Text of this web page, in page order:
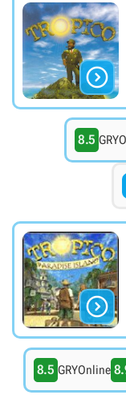

8.5

8.5 GRYOnline